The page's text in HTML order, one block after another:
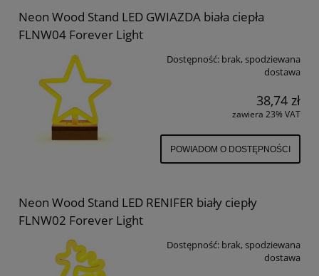
Neon Wood Stand LED GWIAZDA biała ciepła
FLNW04 Forever Light
Dostępność: brak, spodziewana
dostawa
38,74 zł
zawiera 23% VAT
POWIADOM O DOSTĘPNOŚCI
Neon Wood Stand LED RENIFER biały ciepły
FLNW02 Forever Light
Dostępność: brak, spodziewana
dostawa